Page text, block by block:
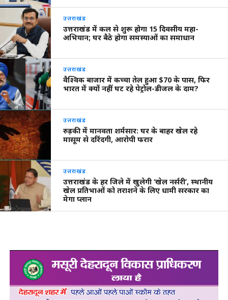
उत्तराखंड
उत्तराखंड में कल से शुरू होगा 15 दिवसीय महा-
अभियान; घर बैठे होगा समस्याओं का समाधान
उत्तराखंड
वैश्विक बाजार में कच्चा तेल हुआ $70 के पास, फिर
भारत में क्यों नहीं घट रहे पेट्रोल-डीजल के दाम?
उत्तराखंड
रुड़की में मानवता शर्मसार: घर के बाहर खेल रहे
मासूम से दरिंदगी, आरोपी फरार
उत्तराखंड
उत्तराखंड के हर जिले में खुलेगी ‘खेल नर्सरी’, स्थानीय
खेल प्रतिभाओं को तराशने के लिए धामी सरकार का
मेगा प्लान